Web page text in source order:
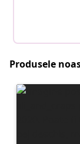
Produsele